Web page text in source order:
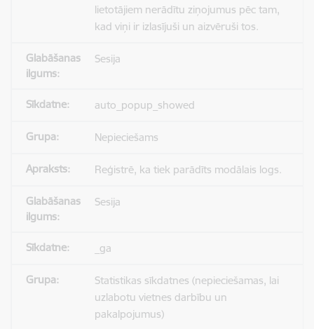
lietotājiem nerādītu ziņojumus pēc tam,
kad viņi ir izlasījuši un aizvēruši tos.
Sesija
auto_popup_showed
Nepieciešams
Reģistrē, ka tiek parādīts modālais logs.
Sesija
_ga
Statistikas sīkdatnes (nepieciešamas, lai
uzlabotu vietnes darbību un
pakalpojumus)